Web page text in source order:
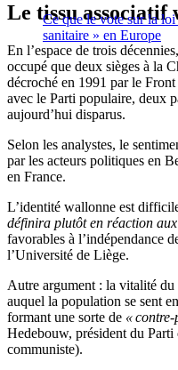
Ce que le vote sur la
sanitaire » en Europe
Le tissu associatif
En l’espace de trois
occupé que deux sièges à la
décroché en 1991 par le
avec le Parti populaire, deux
aujourd’hui disparus.
Selon les analystes, le
par les acteurs politiques en
en France.
L’identité wallonne est
définira plutôt en réaction aux
favorables à l’indépendance
l’Université de Liège.
Autre argument : la vitalité du
auquel la population se sent
formant une sorte de «
Hedebouw, président du
communiste).